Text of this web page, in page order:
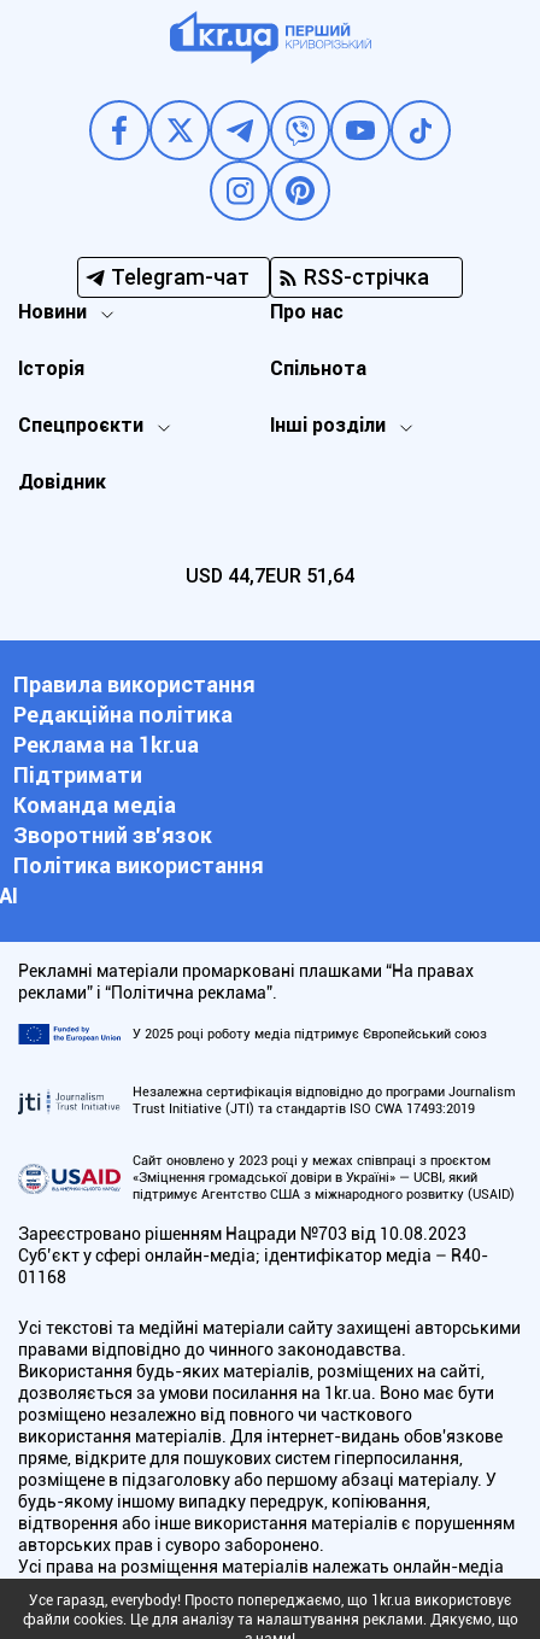
Telegram-чат RSS-стрічка
Новини
Спецпроєкти Інші розділи
Історія
Про нас
Довідник
Спільнота
USD 44,7EUR 51,64
Правила використання
Редакційна політика
Реклама на 1kr.ua
Підтримати
Команда медіа
Зворотний зв'язок
Політика використання
АІ
Рекламні матеріали промарковані плашками “На правах
реклами” і “Політична реклама”.
У 2025 році роботу медіа підтримує Європейський союз
Незалежна сертифікація відповідно до програми Journalism
Trust Initiative (JTI) та стандартів ISO CWA 17493:2019
Сайт оновлено у 2023 році у межах співпраці з проєктом
«Зміцнення громадської довіри в Україні» — UCBI, який
підтримує Агентство США з міжнародного розвитку (USAID)
Зареєстровано рішенням Нацради №703 від 10.08.2023
Cуб’єкт у сфері онлайн-медіа; ідентифікатор медіа – R40-
01168
Усі текстові та медійні матеріали сайту захищені авторськими
правами відповідно до чинного законодавства.
Використання будь-яких матеріалів, розміщених на сайті,
дозволяється за умови посилання на 1kr.ua. Воно має бути
розміщено незалежно від повного чи часткового
використання матеріалів. Для інтернет-видань обов'язкове
пряме, відкрите для пошукових систем гіперпосилання,
розміщене в підзаголовку або першому абзаці матеріалу. У
будь-якому іншому випадку передрук, копіювання,
відтворення або інше використання матеріалів є порушенням
авторських прав і суворо заборонено.
Усі права на розміщення матеріалів належать онлайн-медіа
радою України з питань телебачення і радіомовлення.
Усе гаразд, everybody! Просто попереджаємо, що 1kr.ua використовує
файли cookies. Це для аналізу та налаштування реклами. Дякуємо, що